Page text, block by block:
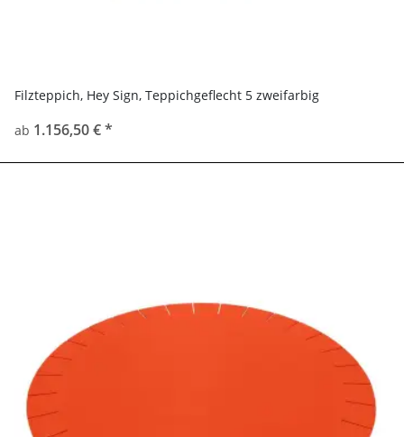
Filzteppich, Hey Sign, Teppichgeflecht 5 zweifarbig
ab 1.156,50 €*